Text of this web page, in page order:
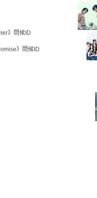
》問候ID
》問候ID